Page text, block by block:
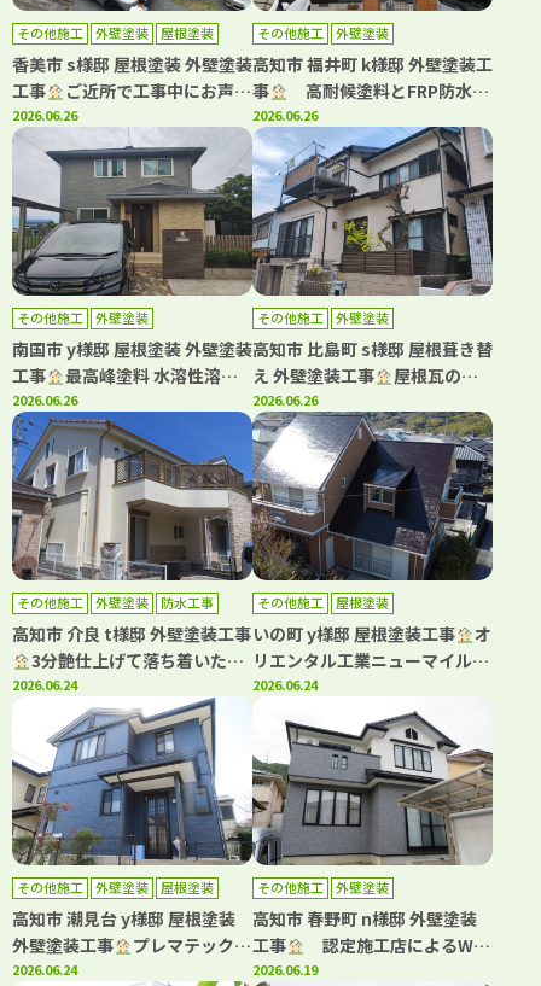
その他施工 外壁塗装 屋根塗装
香美市 s様邸 屋根塗装 外壁塗装
工事
ご近所で工事中にお声か
けいただき工事をさせていただ
きました
2026.06.26
その他施工 外壁塗装
高知市 福井町 k様邸 外壁塗装工
事
高耐候塗料とFRP防水
で、美しさと安心が続く住まい
へ！
2026.06.26
その他施工 外壁塗装
南国市 y様邸 屋根塗装 外壁塗装
工事
最高峰塗料 水溶性溶剤
グランデ有機HRCで屋根外壁を
塗装しました(^^♪
2026.06.26
その他施工 外壁塗装
高知市 比島町 s様邸 屋根葺き替
え 外壁塗装工事
屋根瓦の葺
き替え工事もキタペンにおまか
せ下さい！
2026.06.26
その他施工 外壁塗装 防水工事
高知市 介良 t様邸 外壁塗装工事
3分艶仕上げて落ち着いた印
象になりました(^^)
2026.06.24
その他施工 屋根塗装
いの町 y様邸 屋根塗装工事
オ
リエンタル工業ニューマイルド
優雅・タフグロスコート仕上げ
て塗装しました(^^)
2026.06.24
その他施工 外壁塗装 屋根塗装
高知市 潮見台 y様邸 屋根塗装
外壁塗装工事
プレマテックス
の高耐候塗料で塗装しました
2026.06.24
その他施工 外壁塗装
高知市 春野町 n様邸 外壁塗装
工事
認定施工店によるWB
アート多彩仕上げで高級感ある
2026.06.19